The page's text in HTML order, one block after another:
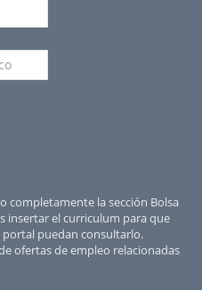
completamente la sección Bolsa
insertar el curriculum para que
portal puedan consultarlo.
ofertas de empleo relacionadas